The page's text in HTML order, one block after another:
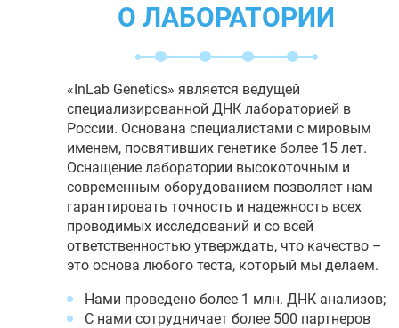
О ЛАБОРАТОРИИ
«InLab Genetics» является ведущей
специализированной ДНК лабораторией в
России. Основана специалистами с мировым
именем, посвятивших генетике более 15 лет.
Оснащение лаборатории высокоточным и
современным оборудованием позволяет нам
гарантировать точность и надежность всех
проводимых исследований и со всей
ответственностью утверждать, что качество –
это основа любого теста, который мы делаем.
Нами проведено более 1 млн. ДНК анализов;
С нами сотрудничает более 500 партнеров